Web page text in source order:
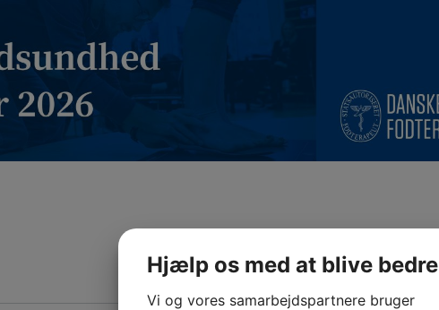
Hjælp os med at blive bedre
Vi og vores samarbejdspartnere bruger